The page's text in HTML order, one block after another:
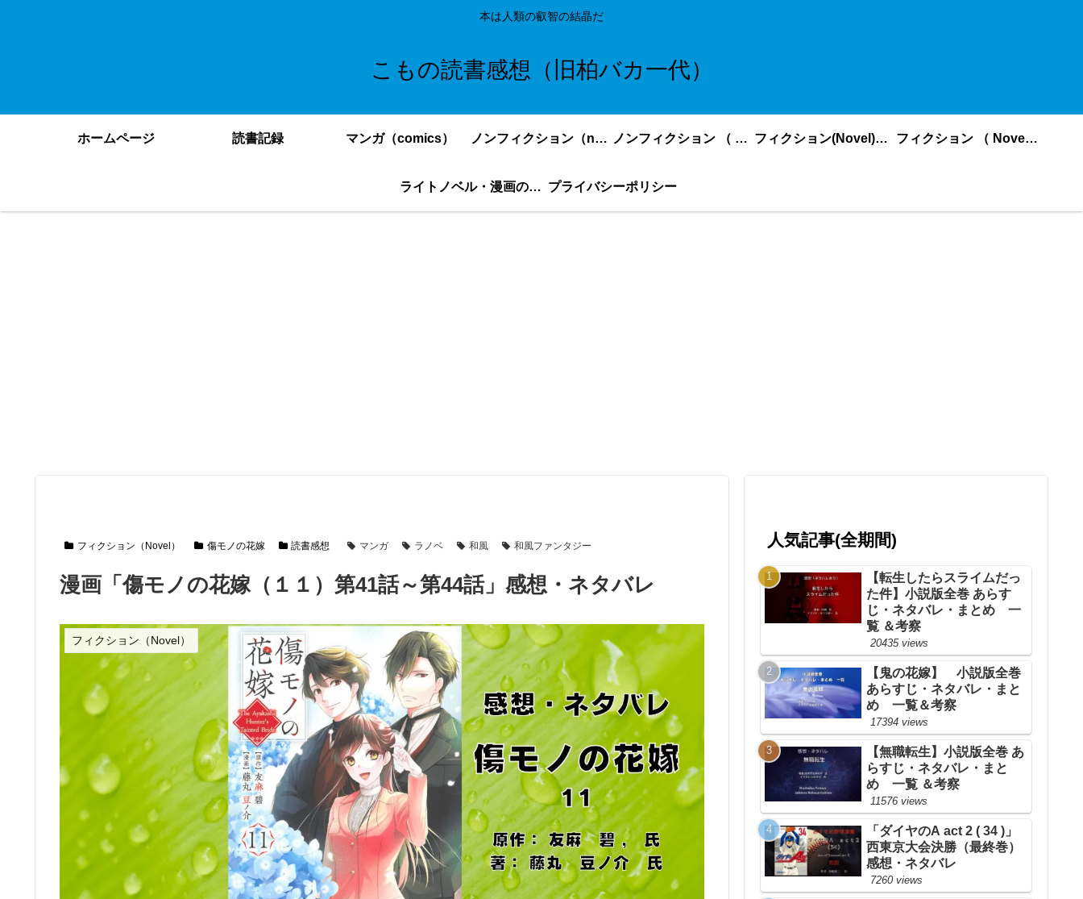
本は人類の叡智の結晶だ
こもの読書感想（旧柏バカ一代）
ホームページ 読書記録 マンガ（comics） ノンフィクション（nonfiction）更新順 ノンフィクション （ nonfiction ） あいうえお順 フィクション(Novel)更新順 フィクション （ Novel ） あいうえお順
ライトノベル・漫画の感想・ネタバレまとめ｜こもの読書感想 プライバシーポリシー
フィクション（Novel） 傷モノの花嫁 読書感想 マンガ ラノベ 和風 和風ファンタジー
漫画「傷モノの花嫁（１１）第41話～第44話」感想・ネタバレ
フィクション（Novel）
人気記事(全期間)
【転生したらスライムだっ
た件】小説版全巻 あらす
じ・ネタバレ・まとめ 一
覧 ＆考察
20435 views
【鬼の花嫁】 小説版全巻
あらすじ・ネタバレ・まと
め 一覧＆考察
17394 views
【無職転生】小説版全巻 あ
らすじ・ネタバレ・まと
め 一覧 ＆考察
11576 views
「ダイヤのA act 2 ( 34 )」
西東京大会決勝（最終巻）
感想・ネタバレ
7260 views